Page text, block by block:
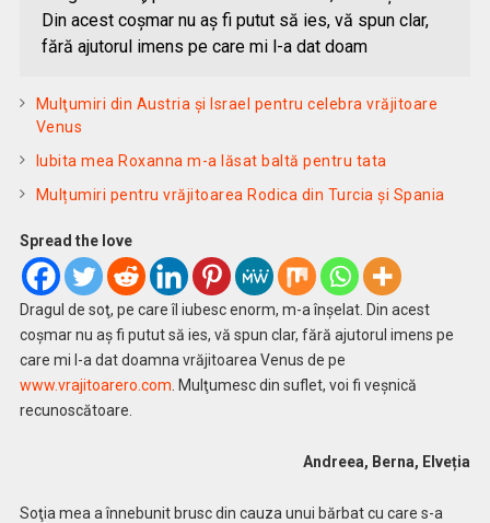
Din acest coșmar nu aş fi putut să ies, vă spun clar,
fără ajutorul imens pe care mi l-a dat doam
Mulţumiri din Austria și Israel pentru celebra vrăjitoare
Venus
Iubita mea Roxanna m-a lăsat baltă pentru tata
Mulțumiri pentru vrăjitoarea Rodica din Turcia și Spania
Spread the love
Dragul de soţ, pe care îl iubesc enorm, m-a înșelat. Din acest
coșmar nu aş fi putut să ies, vă spun clar, fără ajutorul imens pe
care mi l-a dat doamna vrăjitoarea Venus de pe
www.vrajitoarero.com . Mulţumesc din suflet, voi fi veşnică
recunoscătoare.
Andreea, Berna, Elveția
Soţia mea a înnebunit brusc din cauza unui bărbat cu care s-a